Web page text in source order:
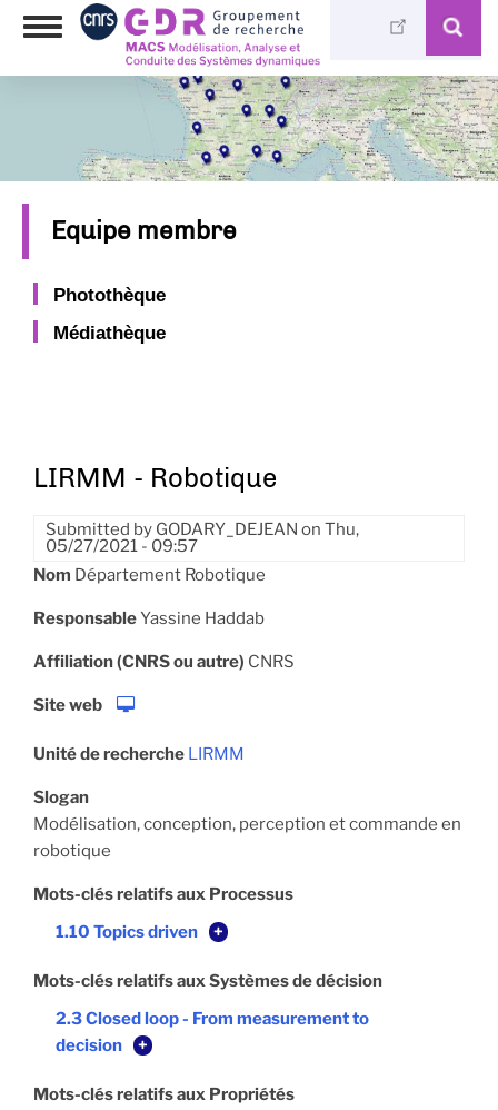
Skip
Toggle
Equipe membre
Photothèque
Médiathèque
LIRMM - Robotique
Submitted by GODARY_DEJEAN on Thu,
05/27/2021 - 09:57
Nom Département Robotique
ResponsableYassine Haddab
Affiliation (CNRS ou autre) CNRS
Site web
Unité de recherche LIRMM
Slogan
Modélisation, conception, perception et commande en
robotique
Mots-clés relatifs aux Processus
1.10 Topics driven
+
Mots-clés relatifs aux Systèmes de décision
2.3 Closed loop - From measurement to
decision
+
Mots-clés relatifs aux Propriétés